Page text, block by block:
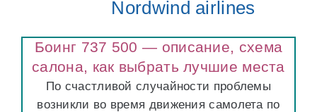
Nordwind airlines
Боинг 737 500 — описание, схема
салона, как выбрать лучшие места
По счастливой случайности проблемы
возникли во время движения самолета по